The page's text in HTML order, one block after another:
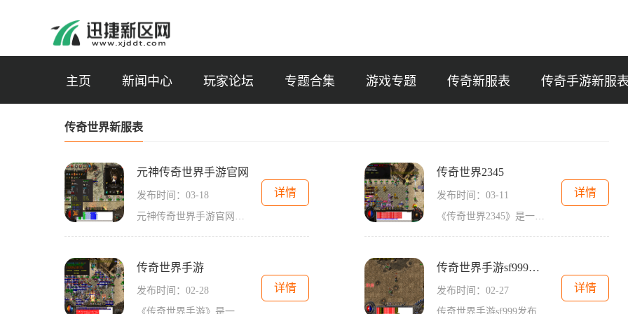
主页 新闻中心 玩家论坛 专题合集 游戏专题 传奇新服表 传奇手游新服
传奇世界新服表
元神传奇世界手游官网
发布时间：03-18
元神传奇世界手游官网是一款备受期待的多人在线角色扮演游戏，为广大玩家提供了一个极具创意和激情的游戏体验。这个官网集合了游戏的信息和最新动态，同时也提供了游戏下载和
详情
传奇世界2345
发布时间：03-11
《传奇世界2345》是一款深受玩家喜爱的中文网络游戏。游戏采用了精美细致的画面，华丽的特效以及刺激的战斗系统，为玩家们带来了一场惊心动魄的冒险之旅。在《传奇世界2345》中，
详情
传奇世界手游
发布时间：02-28 详情
传奇世界手游sf999发布网页
发布时间：02-27 详情